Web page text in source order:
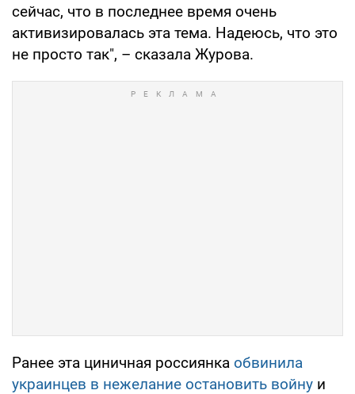
сейчас, что в последнее время очень
активизировалась эта тема. Надеюсь, что это
не просто так", – сказала Журова.
Ранее эта циничная россиянка обвинила
украинцев в нежелание остановить войну и